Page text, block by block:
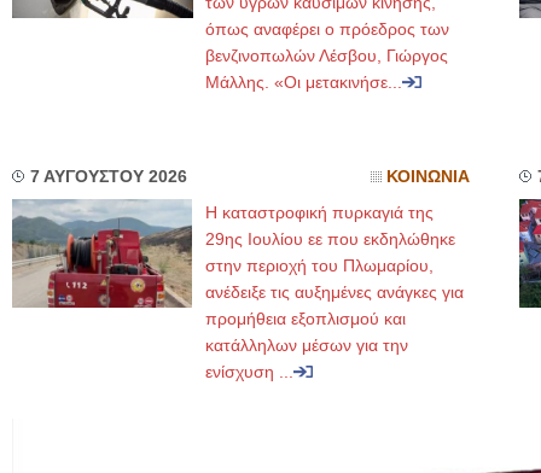
όπως αναφέρει ο πρόεδρος των
βενζινοπωλών Λέσβου, Γιώργος
Μάλλης. «Οι μετακινήσε...
7 ΑΥΓΟΥΣΤΟΥ 2026 ΚΟΙΝΩΝΙΑ
Η καταστροφική πυρκαγιά της
29ης Ιουλίου εε που εκδηλώθηκε
στην περιοχή του Πλωμαρίου,
ανέδειξε τις αυξημένες ανάγκες για
προμήθεια εξοπλισμού και
κατάλληλων μέσων για την
ενίσχυση ...